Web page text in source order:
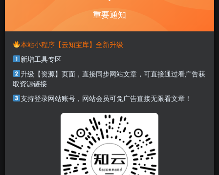
You can't wait forever. Do something and make it happen.
本站部分资源打包为压缩包以方便分享，涉及较多
解压密码，如果你下载的资源需要解压密码，请点
击解压密码查看
重要通知
本站小程序【云知宝库】全新升级
新增工具专区
升级【资源】页面，直接同步网站文章，可直接通过看广告获
取资源链接
支持登录网站账号，网站会员可免广告直接无限看文章！